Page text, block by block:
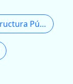
Hacienda e Infraestructura Pública